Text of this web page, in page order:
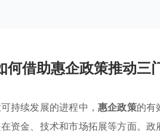
何借助惠企政策推动三
持续发展的进程中， 惠企政策的有
资金、技术和市场拓展等方面。